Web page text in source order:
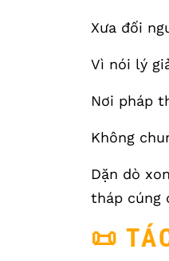
Xưa đối
Vì nói lý
Nơi pháp
Không
Dặn dò
tháp cúng
📜